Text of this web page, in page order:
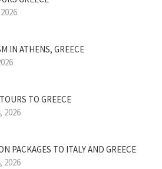
IN ATHENS, GREECE
TO GREECE
2026
PACKAGES TO ITALY AND GREECE
2026